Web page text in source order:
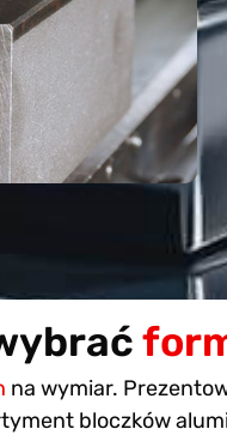
na wymiar.
bloczków